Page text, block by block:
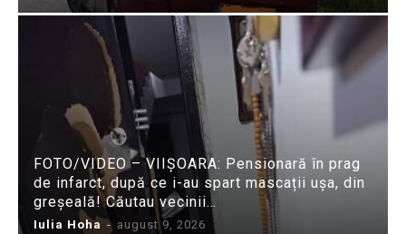
FOTO/VIDEO – VIIȘOARA: Pensionară în prag
de infarct, după ce i-au spart mascații ușa, din
greșeală! Căutau vecinii…
Iulia Hoha - august 9, 2026